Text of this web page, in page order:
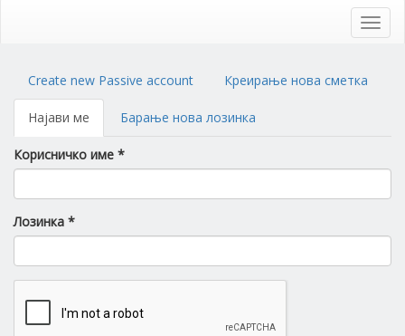
Primary
tabs
Create new Passive account Креирање нова сметка
Најави ме (activeБарање нова лозинка
Корисничко име *
Лозинка *